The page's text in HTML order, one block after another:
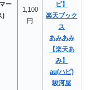
ー
)
1,100
円
ピ】
楽天ブック
ス
あみあみ
【楽天あ
み】
au(ハピ)
駿河屋